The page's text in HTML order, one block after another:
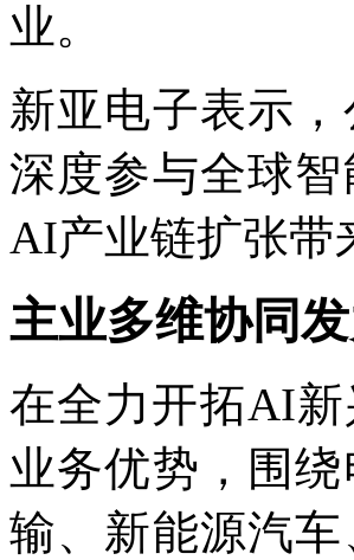
业。
新亚电子表示
深度参与全球
AI产业链扩张带
主业多维协同
在全力开拓AI
业务优势，围
输、新能源汽